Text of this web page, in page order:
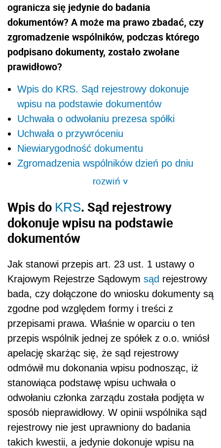
ogranicza się jedynie do badania
dokumentów? A może ma prawo zbadać, czy
zgromadzenie wspólników, podczas którego
podpisano dokumenty, zostało zwołane
prawidłowo?
Wpis do KRS. Sąd rejestrowy dokonuje
wpisu na podstawie dokumentów
Uchwała o odwołaniu prezesa spółki
Uchwała o przywróceniu
Niewiarygodność dokumentu
Zgromadzenia wspólników dzień po dniu
rozwiń>
Wpis do KRS. Sąd rejestrowy
dokonuje wpisu na podstawie
dokumentów
Jak stanowi przepis art. 23 ust. 1 ustawy o
Krajowym Rejestrze Sądowym sąd rejestrowy
bada, czy dołączone do wniosku dokumenty są
zgodne pod względem formy i treści z
przepisami prawa. Właśnie w oparciu o ten
przepis wspólnik jednej ze spółek z o.o. wniósł
apelację skarżąc się, że sąd rejestrowy
odmówił mu dokonania wpisu podnosząc, iż
stanowiąca podstawę wpisu uchwała o
odwołaniu członka zarządu została podjęta w
sposób nieprawidłowy. W opinii wspólnika sąd
rejestrowy nie jest uprawniony do badania
takich kwestii, a jedynie dokonuje wpisu na